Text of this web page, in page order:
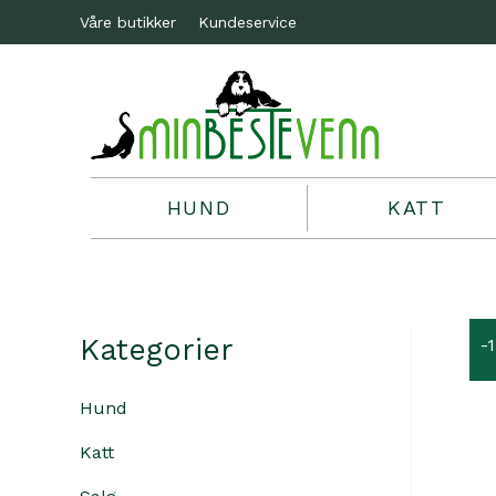
Våre butikker Kundeservice
HUND KATT
Kategorier
Hund
Katt
-